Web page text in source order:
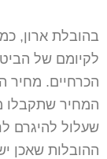
בהובלת ארון,
לקיומם של
הכרחיים. מחיר
המחיר שתקבלו
שעלול להיגרם
ההובלות שאכן